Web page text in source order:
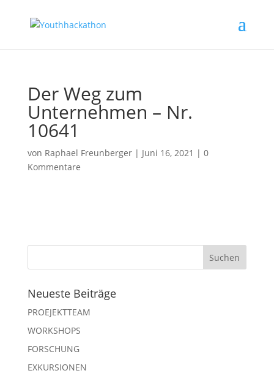
Der Weg zum
Unternehmen – Nr.
10641
von Raphael Freunberger| Juni 16, 2021 | 0
Kommentare
Neueste Beiträge
PROEJEKTTEAM
WORKSHOPS
FORSCHUNG
EXKURSIONEN